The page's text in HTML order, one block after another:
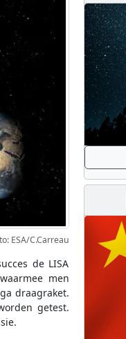
ESA/C.Carreau
de LISA
men
draagraket.
getest.